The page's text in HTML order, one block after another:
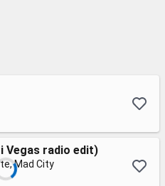
Vegas radio edit)
Mad City